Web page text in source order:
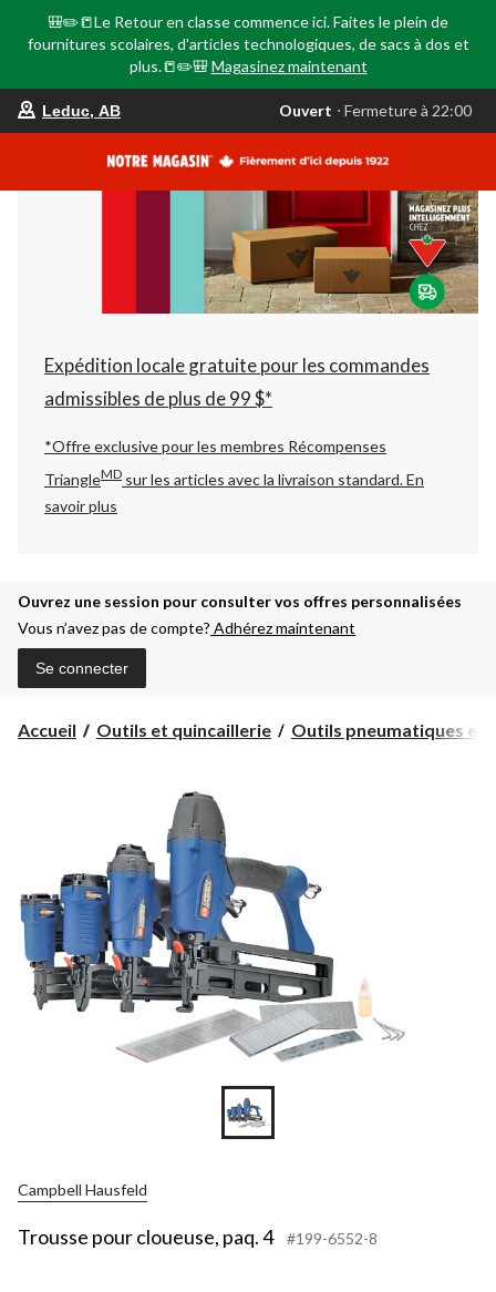
🎒✏️📒Le Retour en classe commence ici. Faites le plein de
fournitures scolaires, d'articles technologiques, de sacs à dos et
plus.📒✏️🎒 Magasinez maintenant
votre
est
AB,
Ouvert,
Fermeture
à
22:00
changer
Leduc, AB Ouvert ⋅ Fermeture à 22:00
Expédition locale gratuite pour les commandes
admissibles de plus de 99 $*
*Offre exclusive pour les membres Récompenses
TriangleMD sur les articles avec la livraison standard.En
savoir plus
Ouvrez une session pour consulter vos offres personnalisées
Vous n’avez pas de compte? Adhérez maintenant
Se connecter
Accueil Outils et quincaillerie Outils pneumatiques et
Campbell Hausfeld
Trousse pour cloueuse, paq. 4 #199-6552-8